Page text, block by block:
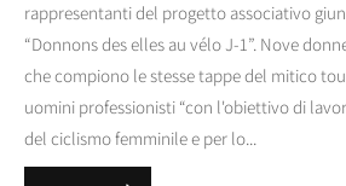
rappresentanti del progetto associativo
“Donnons des elles au vélo J-1”. Nove
che compiono le stesse tappe del mitico
uomini professionisti “con l'obiettivo di
del ciclismo femminile e per lo...